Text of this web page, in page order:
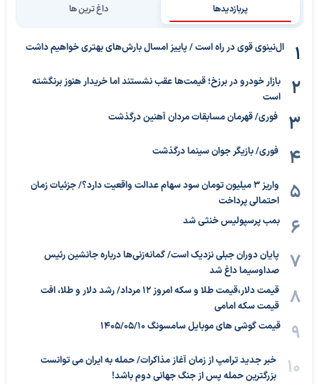
پربازدیدها داغ ترین ها
ال‌نینوی قوی در راه است / پاییز امسال بارش‌های بهتری خواهیم داشت
بازار خودرو در برزخ؛ قیمت‌ها عقب نشستند اما خریدار هنوز برنگشته
است
فوری/ قهرمان مسابقات مردان آهنین درگذشت
فوری/ بازیگر جوان سینما درگذشت
واریز ۳ میلیون تومان سود سهام عدالت واقعیت دارد؟/ جزئیات زمان
احتمالی پرداخت
بمب پرسپولیس خنثی شد
پایان دوران جبلی نزدیک است/ گمانه‌زنی‌ها درباره جانشین رئیس
صداوسیما داغ شد
قیمت دلار،قیمت طلا و سکه امروز ۱۲ مرداد/ رشد دلار و طلا، افت
قیمت سکه امامی
قیمت گوشی های موبایل سامسونگ 1405/05/10
خبر جدید ترامپ از زمان آغاز مذاکرات/ حمله به ایران می توانست
بزرگترین حمله پس از جنگ جهانی دوم باشد!